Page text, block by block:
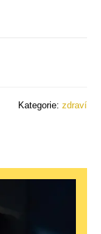
Kategorie: zdraví